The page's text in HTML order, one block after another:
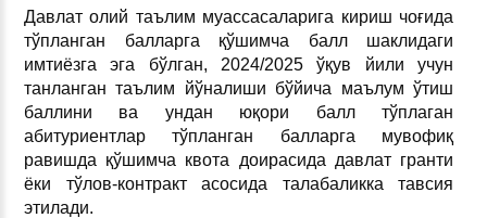
Давлат олий таълим муассасаларига кириш чоғида
тўпланган балларга қўшимча балл шаклидаги
имтиёзга эга бўлган, 2024/2025 ўқув йили учун
танланган таълим йўналиши бўйича маълум ўтиш
баллини ва ундан юқори балл тўплаган
абитуриентлар тўпланган балларга мувофиқ
равишда қўшимча квота доирасида давлат гранти
ёки тўлов-контракт асосида талабаликка тавсия
этилади.